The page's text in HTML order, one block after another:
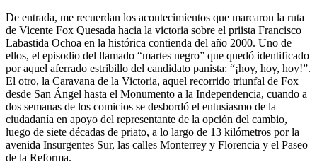
De entrada, me recuerdan los acontecimientos que marcaron la ruta
de Vicente Fox Quesada hacia la victoria sobre el priista Francisco
Labastida Ochoa en la histórica contienda del año 2000. Uno de
ellos, el episodio del llamado “martes negro” que quedó identificado
por aquel aferrado estribillo del candidato panista: “¡hoy, hoy, hoy!”.
El otro, la Caravana de la Victoria, aquel recorrido triunfal de Fox
desde San Ángel hasta el Monumento a la Independencia, cuando a
dos semanas de los comicios se desbordó el entusiasmo de la
ciudadanía en apoyo del representante de la opción del cambio,
luego de siete décadas de priato, a lo largo de 13 kilómetros por la
avenida Insurgentes Sur, las calles Monterrey y Florencia y el Paseo
de la Reforma.